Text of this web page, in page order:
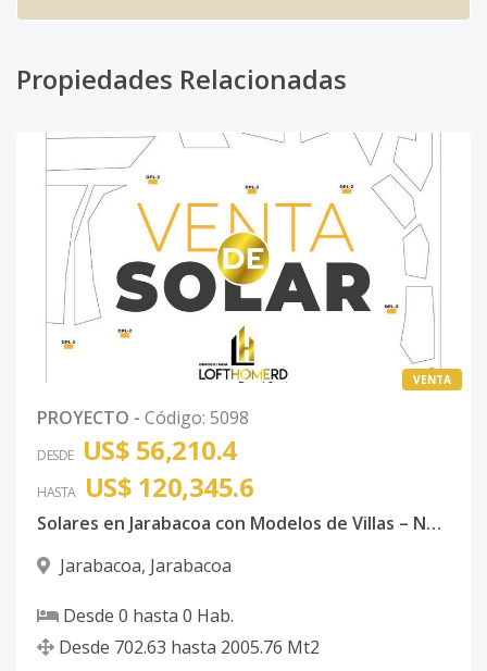
Propiedades Relacionadas
VENTA
PROYECTO - Código: 5098
DESDE US$ 56,210.4
HASTA US$ 120,345.6
Solares en Jarabacoa con Modelos de Villas – Naturaleza, Confort e Inversión
Jarabacoa, Jarabacoa
Desde 0 hasta 0 Hab.
Desde 702.63 hasta 2005.76 Mt2